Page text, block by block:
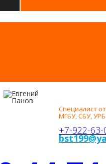
Специалист
МГБУ, СБУ, УРБ
+7-922-63-